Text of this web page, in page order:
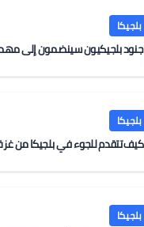
بلجيكا
جنود بلجيكيون سينضمون إلى مهمة
بلجيكا
كيف تتقدم للجوء في بلجيكا من
بلجيكا